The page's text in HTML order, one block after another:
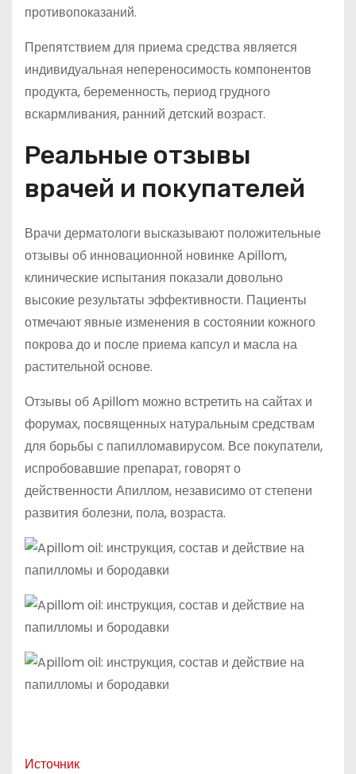
противопоказаний.
Препятствием для приема средства является
индивидуальная непереносимость компонентов
продукта, беременность, период грудного
вскармливания, ранний детский возраст.
Реальные отзывы
врачей и покупателей
Врачи дерматологи высказывают положительные
отзывы об инновационной новинке Apillom,
клинические испытания показали довольно
высокие результаты эффективности. Пациенты
отмечают явные изменения в состоянии кожного
покрова до и после приема капсул и масла на
растительной основе.
Отзывы об Apillom можно встретить на сайтах и
форумах, посвященных натуральным средствам
для борьбы с папилломавирусом. Все покупатели,
испробовавшие препарат, говорят о
действенности Апиллом, независимо от степени
развития болезни, пола, возраста.
Источник